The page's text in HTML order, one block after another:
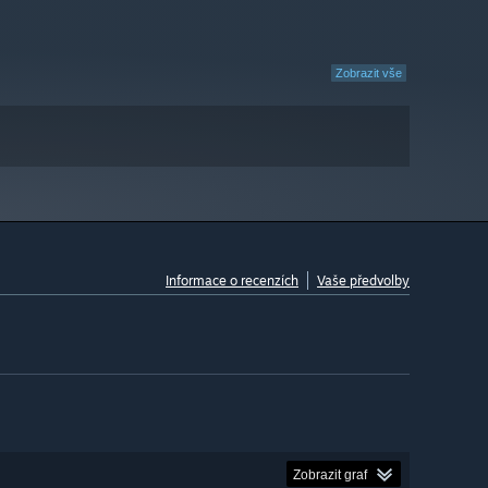
Zobrazit vše
Informace o recenzích Vaše předvolby
Zobrazit graf